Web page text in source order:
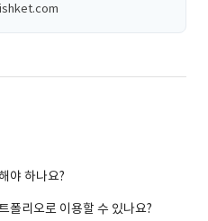
야 하나요?
폴리오로 이용할 수 있나요?